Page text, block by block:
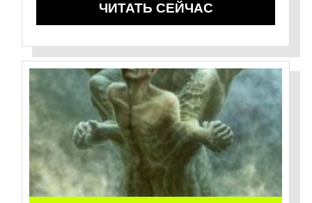
ЧИТАТЬ СЕЙЧАС